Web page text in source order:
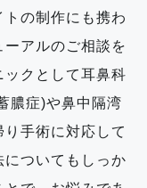
の制作にも携わ
アルのご相談を
ックとして耳鼻科
膿症)や鼻中隔湾
手術に対応して
についてもしっか